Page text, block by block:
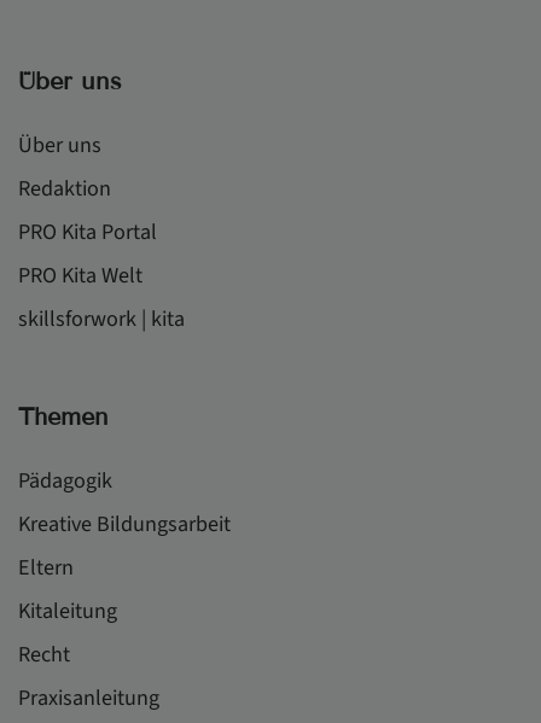
Über uns
Über uns
Redaktion
PRO Kita Portal
PRO Kita Welt
skillsforwork | kita
Themen
Pädagogik
Kreative Bildungsarbeit
Eltern
Kitaleitung
Recht
Praxisanleitung